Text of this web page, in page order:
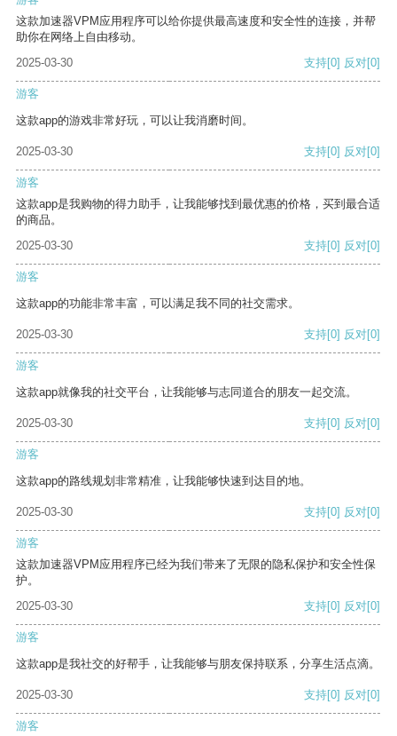
这款加速器VPM应用程序可以给你提供最高速度和安全性的连接，并帮
助你在网络上自由移动。
2025-03-30
支持[0] 反对[0]
游客
这款app的游戏非常好玩，可以让我消磨时间。
2025-03-30 支持[0] 反对[0]
游客
这款app是我购物的得力助手，让我能够找到最优惠的价格，买到最合适
的商品。
2025-03-30
支持[0] 反对[0]
游客
这款app的功能非常丰富，可以满足我不同的社交需求。
2025-03-30 支持[0] 反对[0]
游客
这款app就像我的社交平台，让我能够与志同道合的朋友一起交流。
2025-03-30 支持[0] 反对[0]
游客
这款app的路线规划非常精准，让我能够快速到达目的地。
2025-03-30 支持[0] 反对[0]
游客
这款加速器VPM应用程序已经为我们带来了无限的隐私保护和安全性保
护。
2025-03-30
支持[0] 反对[0]
游客
这款app是我社交的好帮手，让我能够与朋友保持联系，分享生活点滴。
2025-03-30 支持[0] 反对[0]
游客